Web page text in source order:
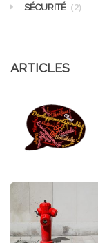
SÉCURITÉ (2)
ARTICLES